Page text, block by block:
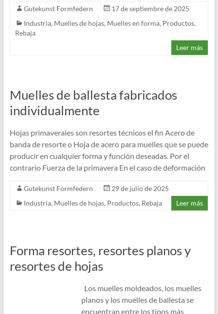
Gutekunst Formfedern
17 de septiembre de 2025
Industria, Muelles de hojas, Muelles en forma, Productos,
Rebaja
Leer más
Muelles de ballesta fabricados
individualmente
Hojas primaverales son resortes técnicos el fin Acero de
banda de resorte o Hoja de acero para muelles que se puede
producir en cualquier forma y función deseadas. Por el
contrario Fuerza de la primavera En el caso de deformación
Gutekunst Formfedern
29 de julio de 2025
Industria, Muelles de hojas, Productos, Rebaja Leer más
Forma resortes, resortes planos y
resortes de hojas
Los muelles moldeados, los muelles
planos y los muelles de ballesta se
encuentran entre los tipos más